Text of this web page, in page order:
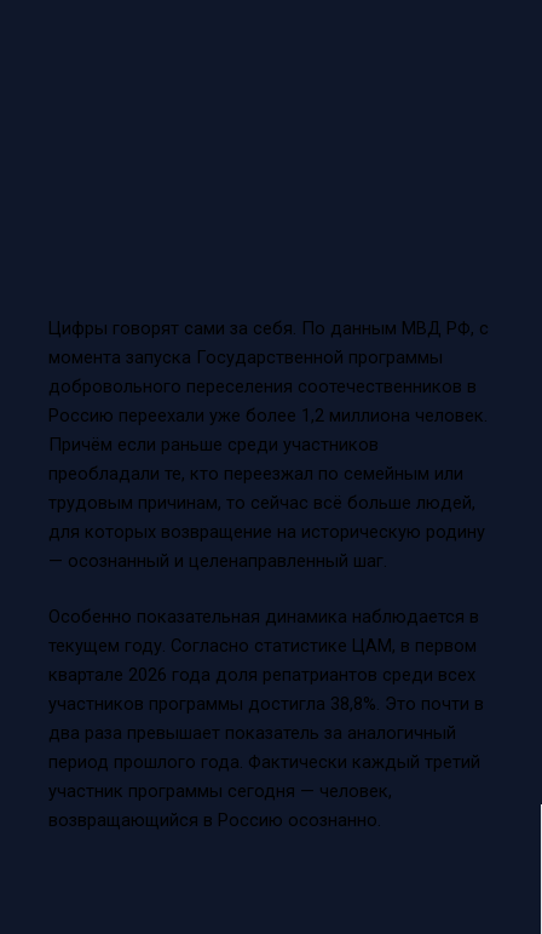
Цифры говорят сами за себя. По данным МВД РФ, с
момента запуска Государственной программы
добровольного переселения соотечественников в
Россию переехали уже более 1,2 миллиона человек.
Причём если раньше среди участников
преобладали те, кто переезжал по семейным или
трудовым причинам, то сейчас всё больше людей,
для которых возвращение на историческую родину
— осознанный и целенаправленный шаг.
Особенно показательная динамика наблюдается в
текущем году. Согласно статистике ЦАМ, в первом
квартале 2026 года доля репатриантов среди всех
участников программы достигла 38,8%. Это почти в
два раза превышает показатель за аналогичный
период прошлого года. Фактически каждый третий
участник программы сегодня — человек,
возвращающийся в Россию осознанно.